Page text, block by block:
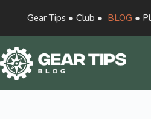
Gear Tips ● Club ● BLOG ●